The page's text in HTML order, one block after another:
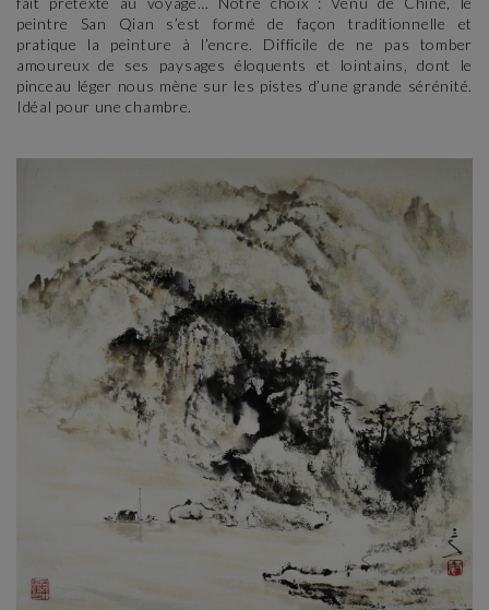
peintre San Qian s’est formé de façon traditionnelle et
pratique la peinture à l’encre. Difficile de ne pas tomber
amoureux de ses paysages éloquents et lointains, dont le
pinceau léger nous mène sur les pistes d’une grande sérénité.
Idéal pour une chambre.